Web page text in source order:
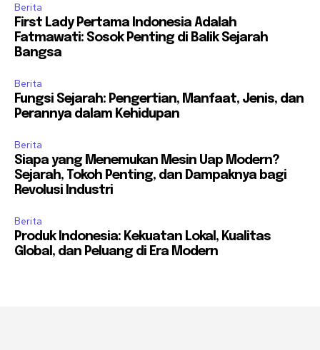
Berita
First Lady Pertama Indonesia Adalah
Fatmawati: Sosok Penting di Balik Sejarah
Bangsa
Berita
Fungsi Sejarah: Pengertian, Manfaat, Jenis, dan
Perannya dalam Kehidupan
Berita
Siapa yang Menemukan Mesin Uap Modern?
Sejarah, Tokoh Penting, dan Dampaknya bagi
Revolusi Industri
Berita
Produk Indonesia: Kekuatan Lokal, Kualitas
Global, dan Peluang di Era Modern